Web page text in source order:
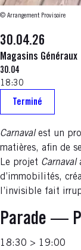
© Arrangement Provisoire
30.04.26
Magasins Généraux
30.04
18:30
Terminé
Carnavalest un
matières, afin de
Le projet Carnaval
d’immobilités,
l’invisible fait
Parade —
18:30 > 19:00